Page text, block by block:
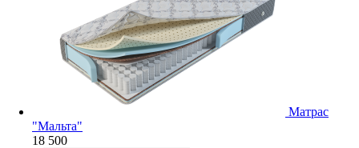
Матрас
"Мальта"
18 500